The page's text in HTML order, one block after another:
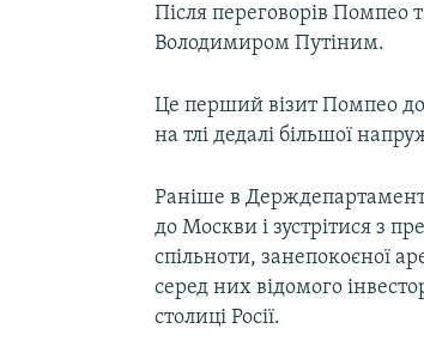
Після переговорів Помпео
Володимиром Путіним.
Це перший візит Помпео до
на тлі дедалі більшої
Раніше в
до Москви і зустрітися з
спільноти, занепокоєної
серед них відомого
столиці Росії.